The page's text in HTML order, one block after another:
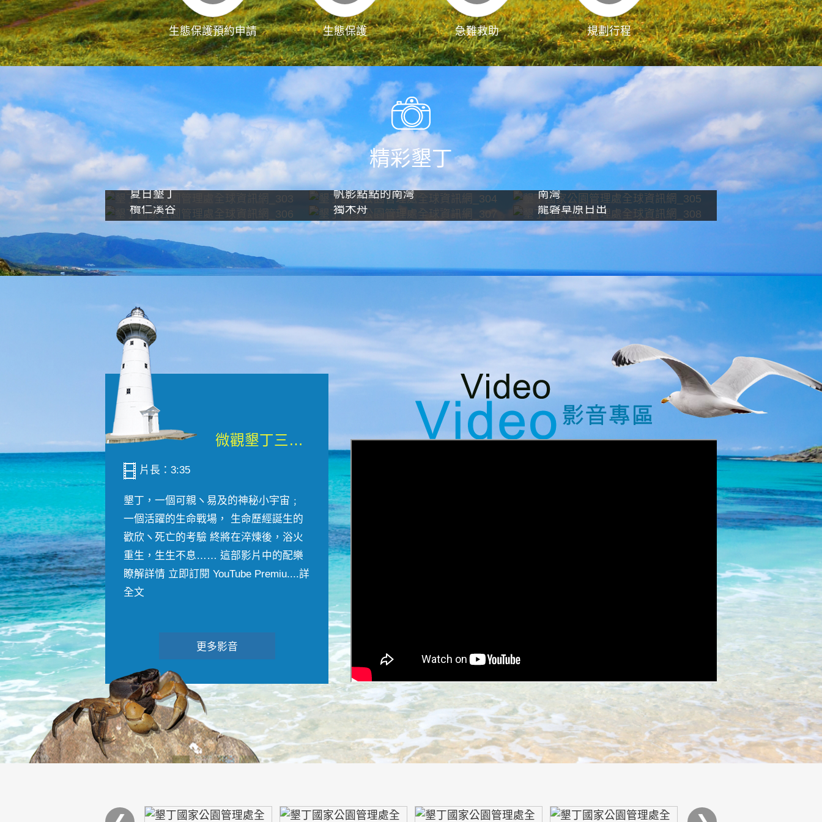
生態保護預約申請 生態保護 急難救助 規劃行程 影像直播
精彩墾丁
夏日墾丁 帆影點點的南灣
南灣
欖仁溪谷
獨木舟 龍磐草原日出
微觀墾丁三部曲 重生....
片長：3:35
墾丁，一個可親ヽ易及的神秘小宇宙﹔
一個活躍的生命戰場， 生命歷經誕生的
歡欣ヽ死亡的考驗 終將在淬煉後，浴火
重生，生生不息…… 這部影片中的配樂
瞭解詳情 立即訂閱 YouTube Premiu....詳
全文
更多影音